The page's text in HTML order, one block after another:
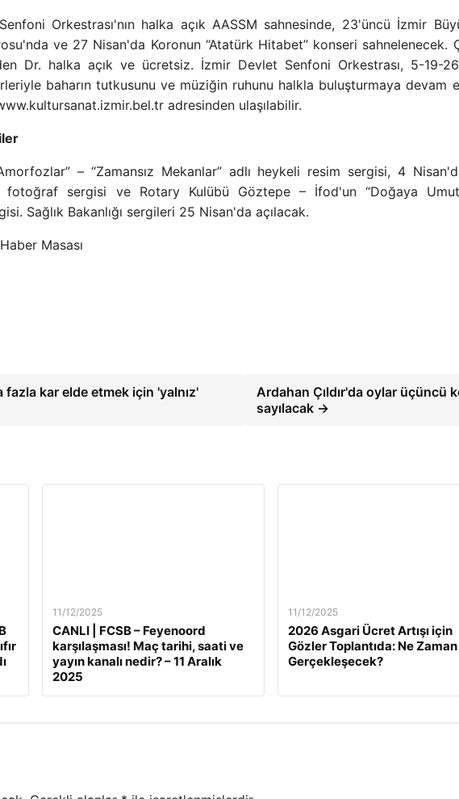
Orkestrası'nın halka açık AASSM sahnesinde, 23'üncü İzmir
ve 27 Nisan'da Koronun “Atatürk Hitabet” konseri sahnelenecek.
Dr. halka açık ve ücretsiz. İzmir Devlet Senfoni Orkestrası, 5-19-
baharın tutkusunu ve müziğin ruhunu halkla buluşturmaya devam
adresinden ulaşılabilir.
– “Zamansız Mekanlar” adlı heykeli resim sergisi, 4
fotoğraf sergisi ve Rotary Kulübü Göztepe – İfod'un “Doğaya
Sağlık Bakanlığı sergileri 25 Nisan'da açılacak.
Masası
kar elde etmek için 'yalnız'
Ardahan Çıldır'da oylar üçüncü
sayılacak →
11/12/2025
CANLI | FCSB – Feyenoord
karşılaşması! Maç tarihi, saati ve
yayın kanalı nedir? – 11 Aralık
2025
11/12/2025
2026 Asgari Ücret Artışı için
Gözler Toplantıda: Ne Zaman
Gerçekleşecek?